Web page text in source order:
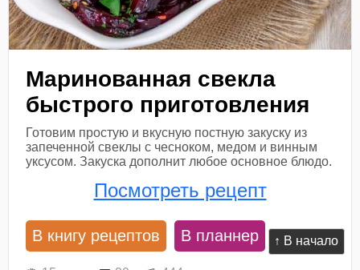
↑ В начало
Маринованная свекла
быстрого приготовления
Готовим простую и вкусную постную закуску из
запеченной свеклы с чесноком, медом и винным
уксусом. Закуска дополнит любое основное блюдо.
Посмотреть рецепт
В книгу рецептов В планнер